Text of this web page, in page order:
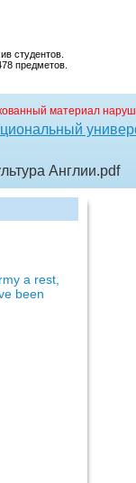
студентов.
предметов.
материал
Англии.pdf
a rest,
been